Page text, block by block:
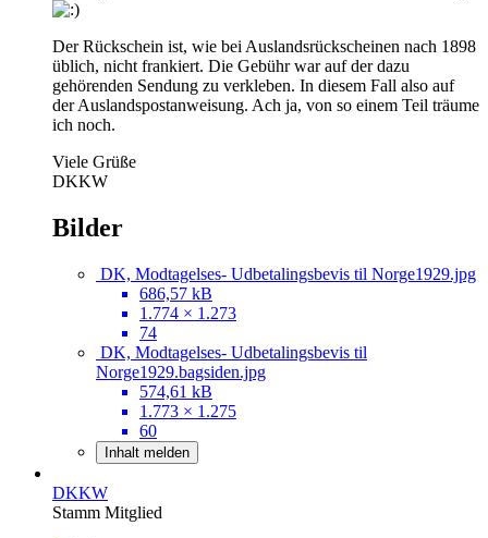
Der Rückschein ist, wie bei Auslandsrückscheinen nach 1898
üblich, nicht frankiert. Die Gebühr war auf der dazu
gehörenden Sendung zu verkleben. In diesem Fall also auf
der Auslandspostanweisung. Ach ja, von so einem Teil träume
ich noch.
Viele Grüße
DKKW
Bilder
DK, Modtagelses- Udbetalingsbevis til Norge1929.jpg
686,57 kB
1.774 × 1.273
74
DK, Modtagelses- Udbetalingsbevis til
Norge1929.bagsiden.jpg
574,61 kB
1.773 × 1.275
60
Inhalt melden
DKKW
Stamm Mitglied